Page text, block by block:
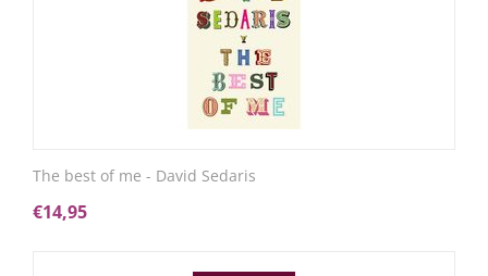
The best of me - David Sedaris
€14,95